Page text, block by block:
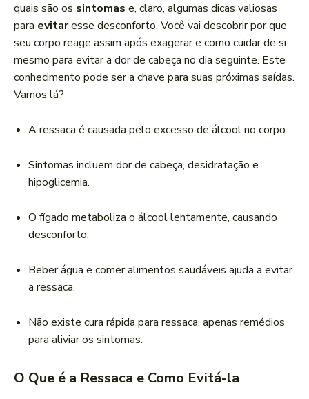
quais são os sintomas e, claro, algumas dicas valiosas
para evitaresse desconforto. Você vai descobrir por que
seu corpo reage assim após exagerar e como cuidar de si
mesmo para evitar a dor de cabeça no dia seguinte. Este
conhecimento pode ser a chave para suas próximas saídas.
Vamos lá?
A ressaca é causada pelo excesso de álcool no corpo.
Sintomas incluem dor de cabeça, desidratação e
hipoglicemia.
O fígado metaboliza o álcool lentamente, causando
desconforto.
Beber água e comer alimentos saudáveis ajuda a evitar
a ressaca.
Não existe cura rápida para ressaca, apenas remédios
para aliviar os sintomas.
O Que é a Ressaca e Como Evitá-la